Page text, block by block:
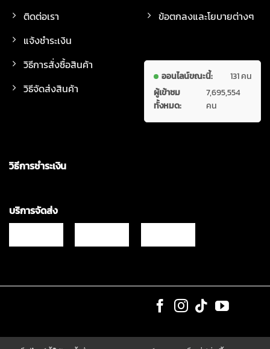
ติดต่อเรา
แจ้งชำระเงิน
วิธีการสั่งซื้อสินค้า
วิธีจัดส่งสินค้า
ข้อตกลงและโยบายต่างๆ
ออนไลน์ขณะนี้:
131 คน
ผู้เข้าชม
ทั้งหมด:
7,695,554
คน
วิธีการชำระเงิน
บริการจัดส่ง